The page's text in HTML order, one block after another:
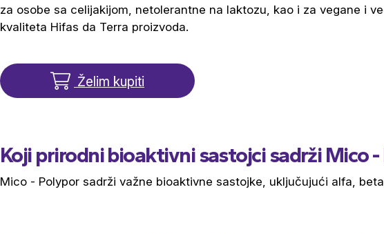
za osobe sa celijakijom, netolerantne na laktozu, kao i za vegane i
kvaliteta Hifas da Terra proizvoda.
Želim kupiti
Koji prirodni bioaktivni sastojci sadrži Mico -
Mico - Polypor sadrži važne bioaktivne sastojke, uključujući alfa,